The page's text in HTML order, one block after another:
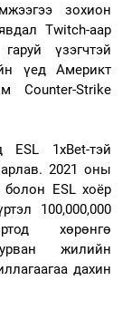
зохион
Twitch-аар
үзэгчтэй
үед Америкт
Counter-Strike
1xBet-тэй
2021 оны
ESL хоёр
100,000,000
хөрөнгө
жилийн
дахин